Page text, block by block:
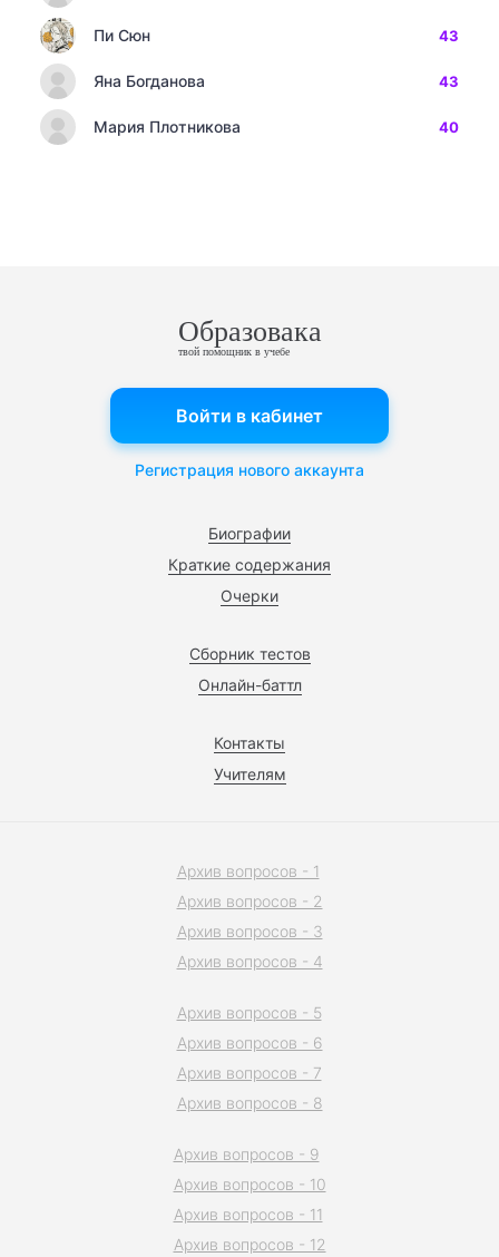
Пи Сюн 43
Яна Богданова 43
Мария Плотникова 40
Образовака
твой помощник в учебе
Биографии
Краткие содержания
Очерки
Сборник тестов
Онлайн-баттл
Контакты
Учителям
Войти в кабинет
Регистрация нового аккаунта
Архив вопросов - 1
Архив вопросов - 2
Архив вопросов - 3
Архив вопросов - 4
Архив вопросов - 5
Архив вопросов - 6
Архив вопросов - 7
Архив вопросов - 8
Архив вопросов - 9
Архив вопросов - 10
Архив вопросов - 11
Архив вопросов - 12